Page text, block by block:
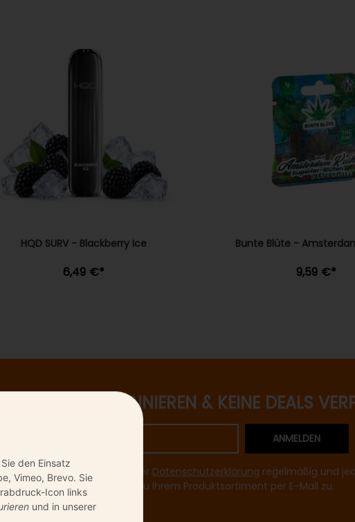
HQD SURV - Blackberry Ice
6,49 €*
Bunte Blüte -
9,59 €*
NEWSLETTER ABONNIEREN & KEINE DEALS
Sie mir entsprechend Ihrer Datenschutzerklärung regelmäßig und
Informationen zu Ihrem Produktsortiment per E-Mail zu.
ANMELDEN
den Einsatz
Vimeo, Brevo. Sie
Icon links
und in unserer